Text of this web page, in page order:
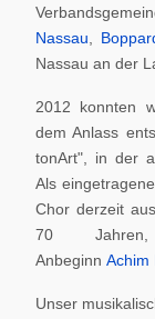
Nassau
Nassau an der
2012 konnten
dem Anlass
tonArt", in der
Als
Chor derzeit
70
Anbeginn Achim
Unser